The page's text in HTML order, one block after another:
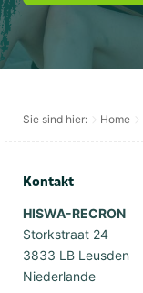
Sie sind hier: Home
Kontakt
HISWA-RECRON
Storkstraat 24
3833 LB Leusden
Niederlande